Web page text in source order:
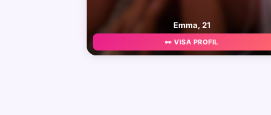
Emma, 21
👀 VISA PROFIL